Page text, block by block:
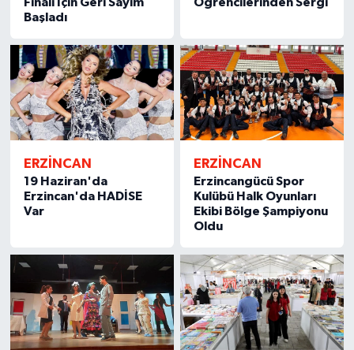
Başladı
ERZİNCAN
19 Haziran'da
Erzincan'da HADİSE
Var
ERZİNCAN
Erzincangücü Spor
Kulübü Halk Oyunları
Ekibi Bölge Şampiyonu
Oldu